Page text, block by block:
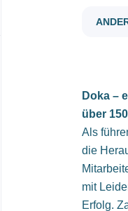
Doka –
über
Als
die
mit
Erfolg.